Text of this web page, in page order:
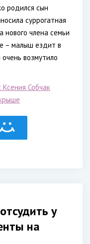
родился сын
суррогатная
нового члена семьи
– малыш ездит в
возмутило
Собчак
у
на